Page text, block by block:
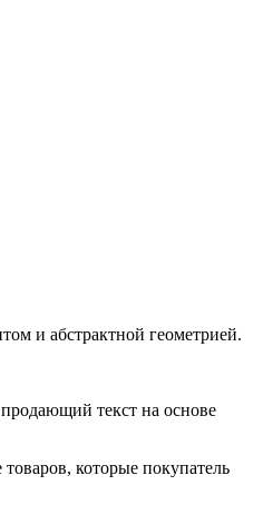
и абстрактной геометрией.
текст на основе
которые покупатель